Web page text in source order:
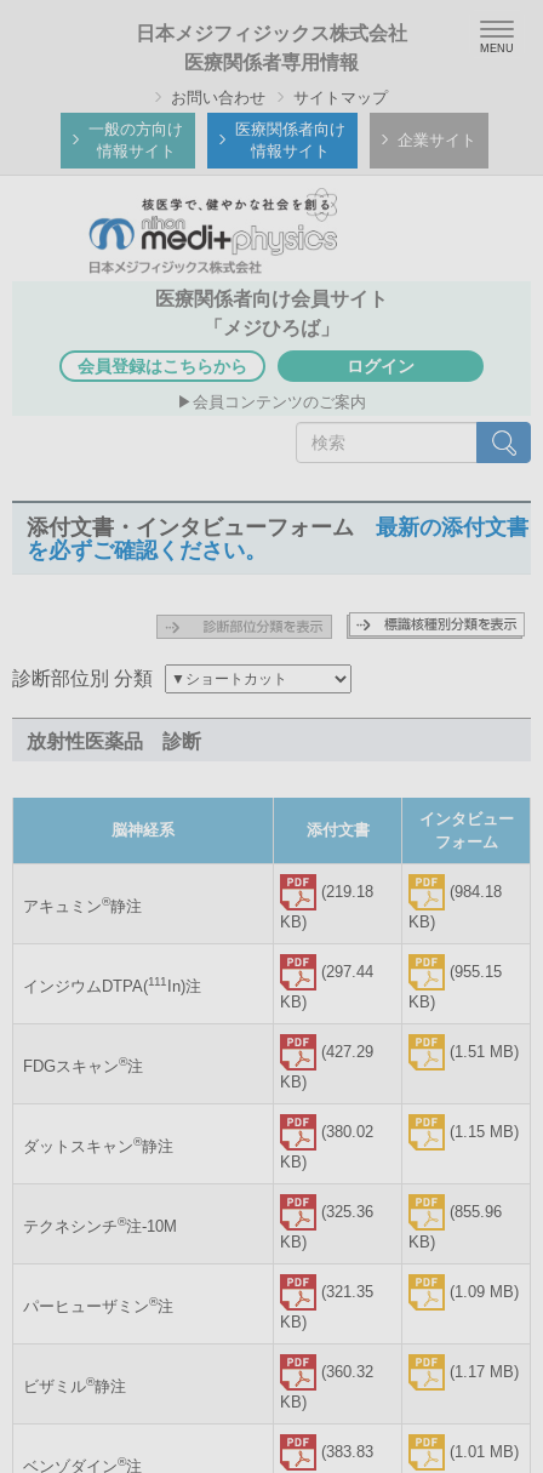
日本メジフィジックス株式会社
医療関係者専用情報
お問い合わせ
サイトマップ
一般の方向け
情報サイト
医療関係者向け
情報サイト
企業サイト
医療関係者向け会員サイト
「メジひろば」
会員登録はこちらから ログイン
会員コンテンツのご案内
索
検索
添付文書・インタビューフォーム 最新の添付文書
を必ずご確認ください。
診断部位別 分類
放射性医薬品 診断
脳神経系 添付文書
インタビュー
フォーム
アキュミン®静注
(219.18
KB)
(984.18
KB)
インジウムDTPA(111 In)注
(297.44
KB)
(955.15
KB)
FDGスキャン®注
(427.29
KB)
(1.51 MB)
ダットスキャン®静注
(380.02
KB)
(1.15 MB)
テクネシンチ®注-10M
(325.36
KB)
(855.96
KB)
パーヒューザミン®注
(321.35
KB)
(1.09 MB)
ビザミル®静注
(360.32
KB)
(1.17 MB)
ベンゾダイン®注
(383.83
(1.01 MB)